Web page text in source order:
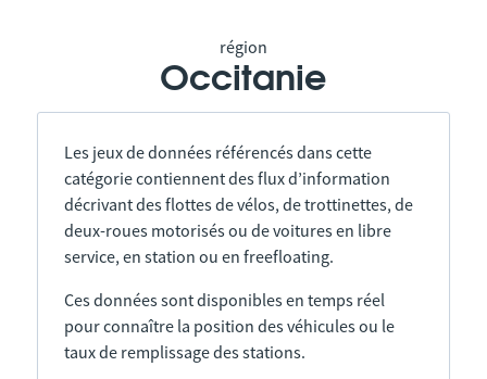
région
Occitanie
Les jeux de données référencés dans cette
catégorie contiennent des flux d’information
décrivant des flottes de vélos, de trottinettes, de
deux-roues motorisés ou de voitures en libre
service, en station ou en freefloating.
Ces données sont disponibles en temps réel
pour connaître la position des véhicules ou le
taux de remplissage des stations.